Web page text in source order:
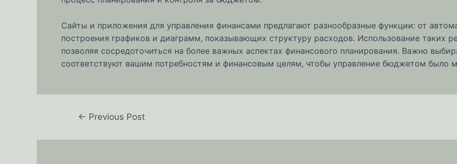
Сайты и приложения для управления финансами предлагают разнообразные функции: от
построения графиков и диаграмм, показывающих структуру расходов. Использование таких
позволяя сосредоточиться на более важных аспектах финансового планирования. Важно
соответствуют вашим потребностям и финансовым целям, чтобы управление бюджетом было
← Previous Post